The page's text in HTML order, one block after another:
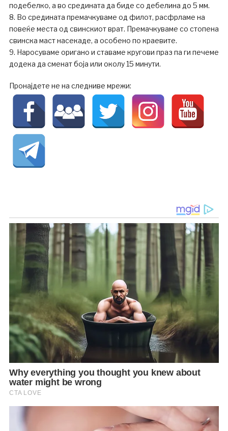
подебелко, а во средината да биде со дебелина до 5 мм.
8. Во средината премачкуваме од филот, расфрламе на
повеќе места од свинскиот врат. Премачкуваме со стопена
свинска маст насекаде, а особено по краевите.
9. Наросуваме оригано и ставаме кругови праз па ги печеме
додека да сменат боја или околу 15 минути.
Пронајдете не на следниве мрежи: